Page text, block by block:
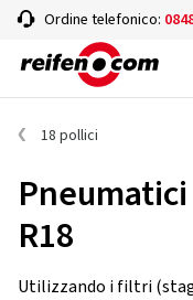
Ordine telefonico:
18 pollici
R18
Utilizzando i filtri